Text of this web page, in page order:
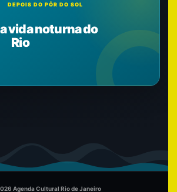
DEPOIS DO PÔR DO SOL
vida noturna do
Rio
Agenda Cultural Rio de Janeiro